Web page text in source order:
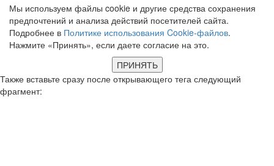
Мы используем файлы cookie и другие средства сохранения
предпочтений и анализа действий посетителей сайта.
Подробнее в Политике использования Cookie-файлов.
Нажмите «Принять», если даете согласие на это.
ПРИНЯТЬ
Также вставьте сразу после открывающего тега следующий
фрагмент: